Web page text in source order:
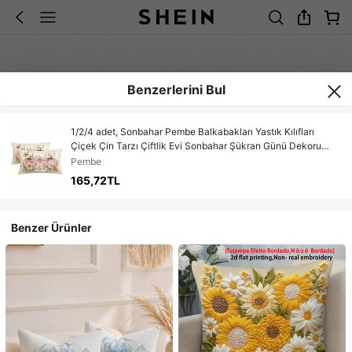
Benzerlerini Bul
1/2/4 adet, Sonbahar Pembe Balkabakları Yastık Kılıfları
Çiçek Çin Tarzı Çiftlik Evi Sonbahar Şükran Günü Dekoru
Kanepe Ev Dekorasyonları İçin Bel Yastık Kılıfları
Pembe
165,72TL
Benzer Ürünler